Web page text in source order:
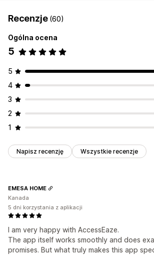
Recenzje (60)
Ogólna ocena
5
5
4
3
2
1
Napisz recenzję Wszystkie recenzje
I am very happy with AccessEaze.
The app itself works smoothly and does
promises. But what truly makes this app
EMESA HOME
Kanada
5 dni korzystania z aplikacji